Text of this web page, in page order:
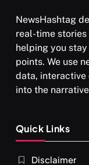
NewsHashtag
real-time
helping you
points. We use
data, interactive
into the
Quick Links
Disclaimer